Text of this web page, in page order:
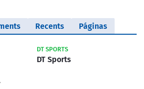
Recents Páginas
DT SPORTS
DT Sports